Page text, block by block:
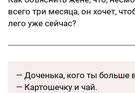
всего три месяца, он хочет,
лего уже сейчас?
— Доченька, кого ты больше
— Картошечку и чай.